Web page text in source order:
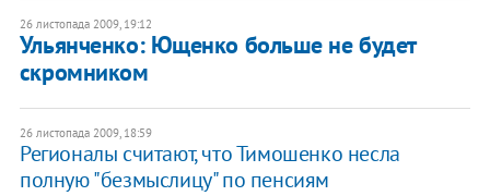
26 листопада 2009, 19:12
Ульянченко: Ющенко больше не будет
скромником
26 листопада 2009, 18:59
Регионалы считают, что Тимошенко несла
полную "безмыслицу" по пенсиям